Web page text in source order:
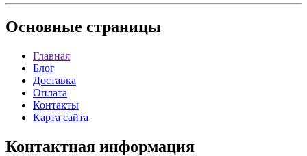
Основные страницы
Главная
Блог
Доставка
Оплата
Контакты
Карта сайта
Контактная информация